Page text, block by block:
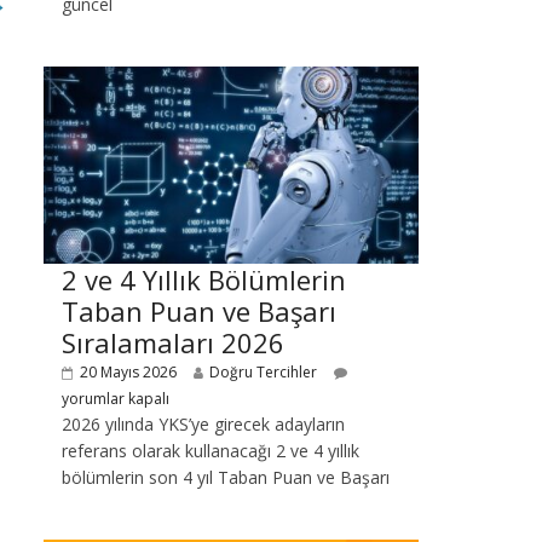
2 ve 4 Yıllık Bölümlerin
Taban Puan ve Başarı
Sıralamaları 2026
20 Mayıs 2026
Doğru Tercihler
yorumlar kapalı
2026 yılında YKS’ye girecek adayların
referans olarak kullanacağı 2 ve 4 yıllık
bölümlerin son 4 yıl Taban Puan ve Başarı